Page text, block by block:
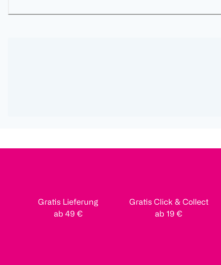
Gratis Lieferung
ab 49 €
Gratis Click & Collect
ab 19 €